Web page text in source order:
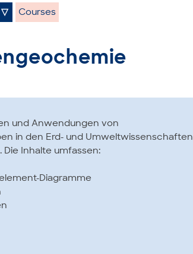
▽ Courses
und Anwendungen von
in den Erd- und Umweltwissenschaften
Inhalte umfassen:
Diagramme